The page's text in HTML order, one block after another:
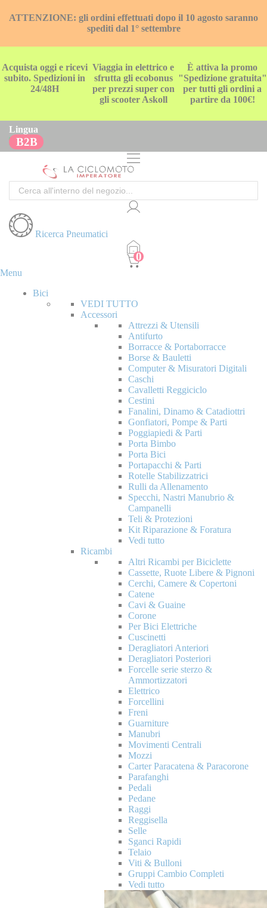
ATTENZIONE: gli ordini effettuati dopo il 10 agosto saranno
spediti dal 1° settembre
Acquista oggi e ricevi
subito. Spedizioni in
24/48H
Viaggia in elettrico e
sfrutta gli ecobonus
per prezzi super con
gli scooter Askoll
È attiva la promo
"Spedizione gratuita"
per tutti gli ordini a
partire da 100€!
Lingua
B2B
Cerca
Ricerca Pneumatici
Menu
Bici
VEDI TUTTO
Accessori
Attrezzi & Utensili
Antifurto
Borracce & Portaborracce
Borse & Bauletti
Computer & Misuratori Digitali
Caschi
Cavalletti Reggiciclo
Cestini
Fanalini, Dinamo & Catadiottri
Gonfiatori, Pompe & Parti
Poggiapiedi & Parti
Porta Bimbo
Porta Bici
Portapacchi & Parti
Rotelle Stabilizzatrici
Rulli da Allenamento
Specchi, Nastri Manubrio &
Campanelli
Teli & Protezioni
Kit Riparazione & Foratura
Vedi tutto
Ricambi
Altri Ricambi per Biciclette
Cassette, Ruote Libere & Pignoni
Cerchi, Camere & Copertoni
Catene
Cavi & Guaine
Corone
Per Bici Elettriche
Cuscinetti
Deragliatori Anteriori
Deragliatori Posteriori
Forcelle serie sterzo &
Ammortizzatori
Elettrico
Forcellini
Freni
Guarniture
Manubri
Movimenti Centrali
Mozzi
Carter Paracatena & Paracorone
Parafanghi
Pedali
Pedane
Raggi
Reggisella
Selle
Sganci Rapidi
Telaio
Viti & Bulloni
Gruppi Cambio Completi
Vedi tutto